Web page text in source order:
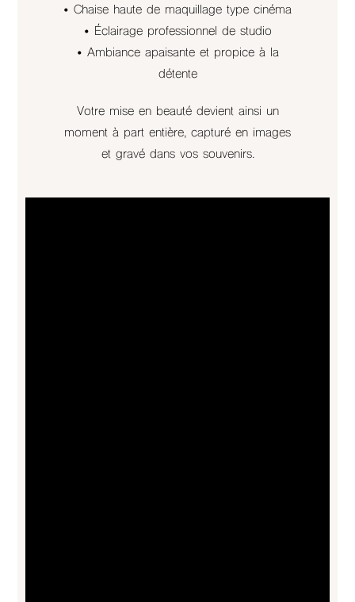
• Chaise haute de maquillage type cinéma
• Éclairage professionnel de studio
• Ambiance apaisante et propice à la
détente
Votre mise en beauté devient ainsi un
moment à part entière, capturé en images
et gravé dans vos souvenirs.